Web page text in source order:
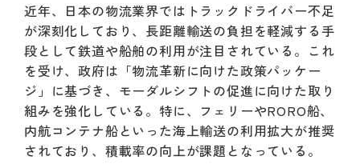
近年、日本の物流業界ではトラックドライバー不足
が深刻化しており、長距離輸送の負担を軽減する手
段として鉄道や船舶の利用が注目されている。これ
を受け、政府は「物流革新に向けた政策パッケー
ジ」に基づき、モーダルシフトの促進に向けた取り
組みを強化している。特に、フェリーやRORO船、
内航コンテナ船といった海上輸送の利用拡大が推奨
されており、積載率の向上が課題となっている。